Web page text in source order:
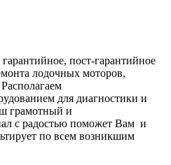
гарантийное, пост-гарантийное
лодочных моторов,
Располагаем
для диагностики и
грамотный и
с радостью поможет Вам и
по всем возникшим